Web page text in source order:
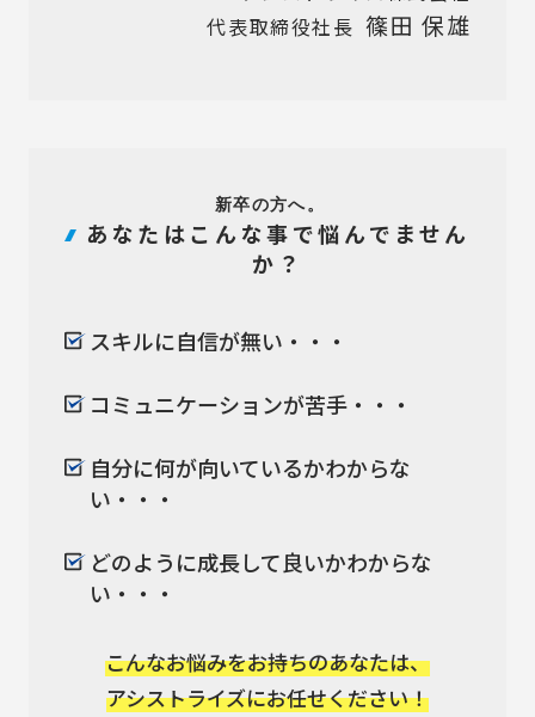
代表取締役社長 篠田 保雄
新卒の方へ。
あなたはこんな事で悩んでません
か？
スキルに自信が無い・・・
コミュニケーションが苦手・・・
自分に何が向いているかわからな
い・・・
どのように成長して良いかわからな
い・・・
こんなお悩みをお持ちのあなたは、
アシストライズにお任せください！